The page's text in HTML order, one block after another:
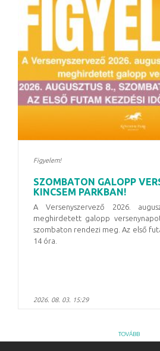
Figyelem!
SZOMBATON GALOPP
KINCSEM PARKBAN!
A Versenyszervező 2026.
meghirdetett galopp
szombaton rendezi meg. Az első
14 óra
2026. 08. 03. 15:29
TOVÁBB